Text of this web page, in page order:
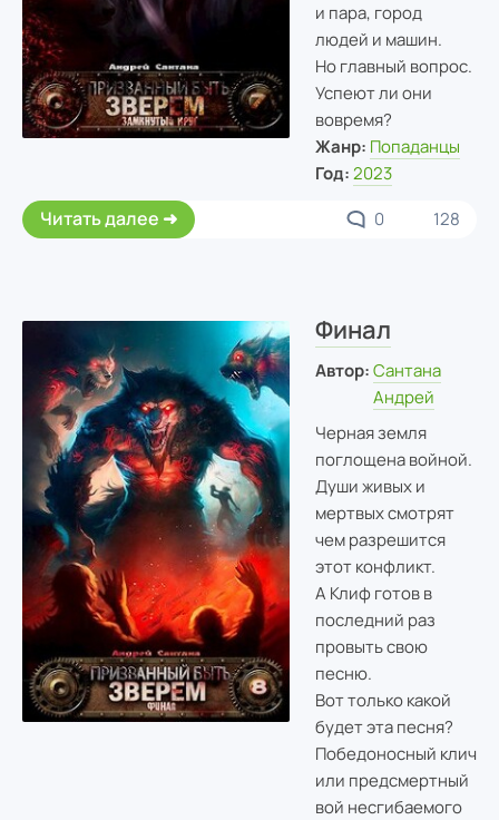
и пара, город
людей и машин.
Но главный вопрос.
Успеют ли они
вовремя?
Жанр: Попаданцы
Год: 2023
Читать далее 0 128
Финал
Автор: Сантана
Андрей
Черная земля
поглощена войной.
Души живых и
мертвых смотрят
чем разрешится
этот конфликт.
А Клиф готов в
последний раз
провыть свою
песню.
Вот только какой
будет эта песня?
Победоносный клич
или предсмертный
вой несгибаемого